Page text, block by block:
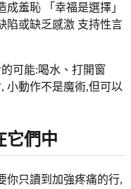
羞恥 「幸福是選擇」
陷或缺乏感激 支持性言
可能:喝水、打開窗
小動作不是魔術,但可以
它們中
你只讀到加強疼痛的行,